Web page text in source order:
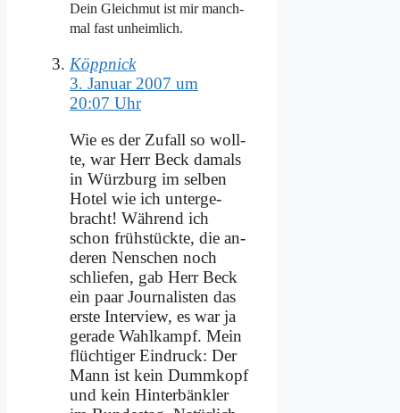
Dein Gleich­mut ist mir manch­
mal fast un­heim­lich.
Köppnick
3. Januar 2007 um
20:07 Uhr
Wie es der Zu­fall so woll­
te, war Herr Beck da­mals
in Würz­burg im sel­ben
Ho­tel wie ich un­ter­ge­
bracht! Wäh­rend ich
schon früh­stück­te, die an­
de­ren Nen­schen noch
schlie­fen, gab Herr Beck
ein paar Jour­na­li­sten das
er­ste In­ter­view, es war ja
ge­ra­de Wahl­kampf. Mein
flüch­ti­ger Ein­druck: Der
Mann ist kein Dumm­kopf
und kein Hin­ter­bänk­ler